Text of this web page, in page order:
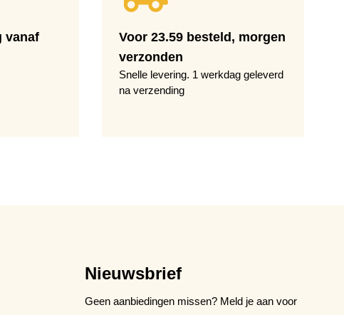
vanaf
Voor 23.59 besteld, morgen
verzonden
Snelle levering. 1 werkdag geleverd
na verzending
Nieuwsbrief
Geen aanbiedingen missen? Meld je aan voor